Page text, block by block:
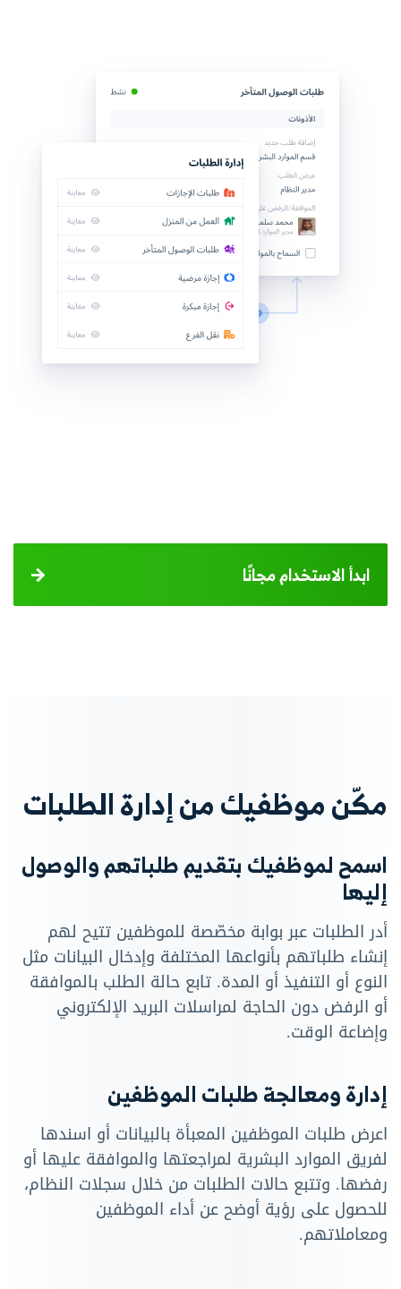
ابدأ الاستخدام مجانًا
مكّن موظفيك من إدارة الطلبات
اسمح لموظفيك بتقديم طلباتهم والوصول
إليها
أدر الطلبات عبر بوابة مخصّصة للموظفين تتيح لهم
إنشاء طلباتهم بأنواعها المختلفة وإدخال البيانات مثل
النوع أو التنفيذ أو المدة. تابع حالة الطلب بالموافقة
أو الرفض دون الحاجة لمراسلات البريد الإلكتروني
وإضاعة الوقت.
إدارة ومعالجة طلبات الموظفين
اعرض طلبات الموظفين المعبأة بالبيانات أو اسندها
لفريق الموارد البشرية لمراجعتها والموافقة عليها أو
رفضها. وتتبع حالات الطلبات من خلال سجلات النظام،
للحصول على رؤية أوضح عن أداء الموظفين
ومعاملاتهم.